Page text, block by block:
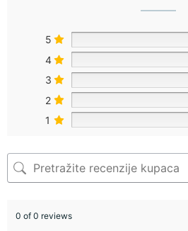
5
4
3
2
1
0 of 0 reviews